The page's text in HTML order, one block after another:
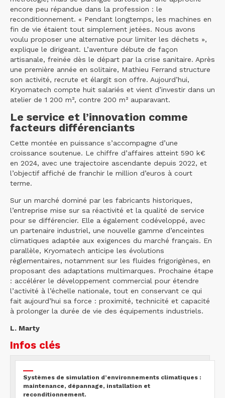
encore peu répandue dans la profession : le
reconditionnement. « Pendant longtemps, les machines en
fin de vie étaient tout simplement jetées. Nous avons
voulu proposer une alternative pour limiter les déchets »,
explique le dirigeant. L’aventure débute de façon
artisanale, freinée dès le départ par la crise sanitaire. Après
une première année en solitaire, Mathieu Ferrand structure
son activité, recrute et élargit son offre. Aujourd’hui,
Kryomatech compte huit salariés et vient d’investir dans un
atelier de 1 200 m², contre 200 m² auparavant.
Le service et l’innovation comme
facteurs différenciants
Cette montée en puissance s’accompagne d’une
croissance soutenue. Le chiffre d’affaires atteint 590 k€
en 2024, avec une trajectoire ascendante depuis 2022, et
l’objectif affiché de franchir le million d’euros à court
terme.
Sur un marché dominé par les fabricants historiques,
l’entreprise mise sur sa réactivité et la qualité de service
pour se différencier. Elle a également codéveloppé, avec
un partenaire industriel, une nouvelle gamme d’enceintes
climatiques adaptée aux exigences du marché français. En
parallèle, Kryomatech anticipe les évolutions
réglementaires, notamment sur les fluides frigorigènes, en
proposant des adaptations multimarques. Prochaine étape
: accélérer le développement commercial pour étendre
l’activité à l’échelle nationale, tout en conservant ce qui
fait aujourd’hui sa force : proximité, technicité et capacité
à prolonger la durée de vie des équipements industriels.
L. Marty
Infos clés
Systèmes de simulation d’environnements climatiques :
maintenance, dépannage, installation et
reconditionnement.